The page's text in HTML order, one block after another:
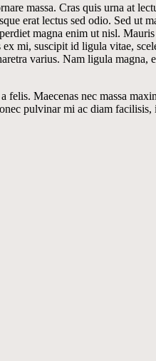
massa. Cras quis urna at
erat lectus sed odio. Sed ut
magna enim ut nisl.
mi, suscipit id ligula vitae,
varius. Nam ligula magna,
Maecenas nec massa
pulvinar mi ac diam